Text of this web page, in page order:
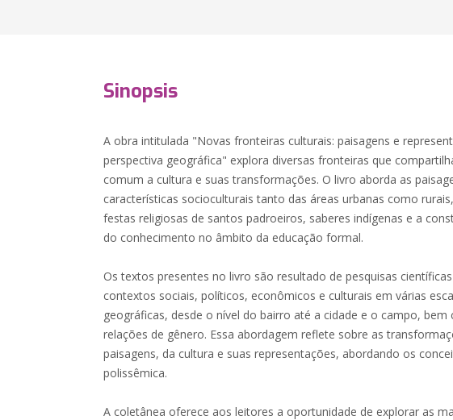
Sinopsis
A obra intitulada "Novas fronteiras culturais: paisagens e
perspectiva geográfica" explora diversas fronteiras que
comum a cultura e suas transformações. O livro aborda as
características socioculturais tanto das áreas urbanas como
festas religiosas de santos padroeiros, saberes indígenas e a
do conhecimento no âmbito da educação formal.
Os textos presentes no livro são resultado de pesquisas
contextos sociais, políticos, econômicos e culturais em várias
geográficas, desde o nível do bairro até a cidade e o campo, bem
relações de gênero. Essa abordagem reflete sobre as
paisagens, da cultura e suas representações, abordando os
polissêmica.
A coletânea oferece aos leitores a oportunidade de explorar as